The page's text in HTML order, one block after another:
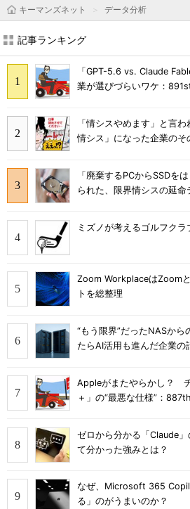
キーマンズネット データ分析
記事ランキング
「GPT-5.6 vs. Claude
業が選びづらいワケ：
「情シスやめます」と言
情シス」になった企業のそ
「廃棄するPCからSSDを
られた、限界情シスの延命
ミズノが考えるゴルフクラ
Zoom WorkplaceはZoom
トを総整理
“もう限界”だったNASか
たらAI活用も進んだ企業の
Appleがまたやらかし？
＋」の“最悪な仕様”：
ゼロから分かる「Claude
て分かった強みとは？
なぜ、Microsoft 365
る」のがうまいのか？